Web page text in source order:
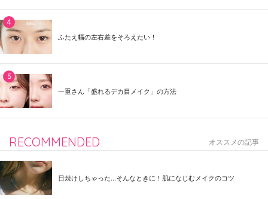
ふたえ幅の左右差をそろえたい！
一重さん「盛れるデカ目メイク」の方法
RECOMMENDED オススメの記事
日焼けしちゃった...そんなときに！肌になじむメイクのコツ